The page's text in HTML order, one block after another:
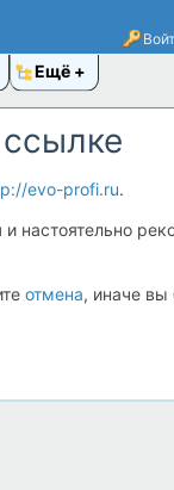
Ещё
evo-profi.ru.
и настоятельно
отмена, иначе вы